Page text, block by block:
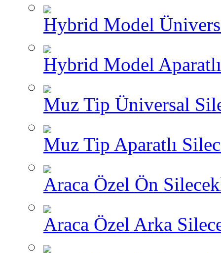
Hybrid Model
Hybrid Model
Muz Tip Üniversal
Muz Tip Aparatlı
Araca Özel Ön
Araca Özel Arka